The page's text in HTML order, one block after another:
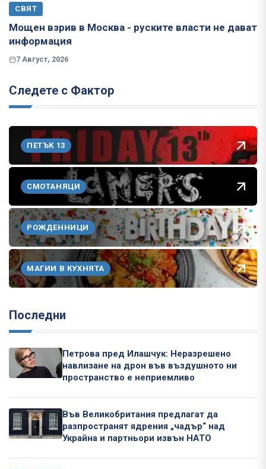
СВЯТ
Мощен взрив в Москва - руските власти не дават
информация
7 Август, 2026
Следете с Фактор
ПЕТЪК 13
СМОТАНЯЦИ
РОЖДЕННИЦИ
МАГИИ В КУХНЯТА
Последни
Петрова пред Илашчук: Неразрешено
навлизане на дрон във въздушното ни
пространство е неприемливо
Във Великобритания предлагат да
разпространят ядрения „чадър“ над
Украйна и партньори извън НАТО